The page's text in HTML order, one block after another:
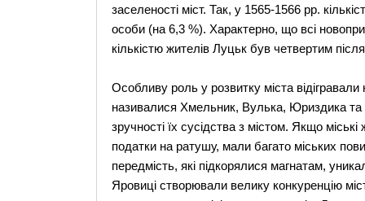
заселеності міст. Так, у 1565-1566 рр.
особи (на 6,3 %). Характерно, що всі
кількістю жителів Луцьк був четвертим
Особливу роль у розвитку міста
називалися Xмельник, Bулька, Юриздика
зручності їх сусiдства з мiстом. Якщо
податки на ратушу, мали багато мiських
передмiсть, якi пiдкорялися магнатам,
Яровицi створювали велику конкуренцiю